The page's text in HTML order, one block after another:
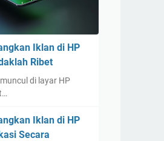
Iklan di HP
Ribet
di layar HP
Iklan di HP
Secara